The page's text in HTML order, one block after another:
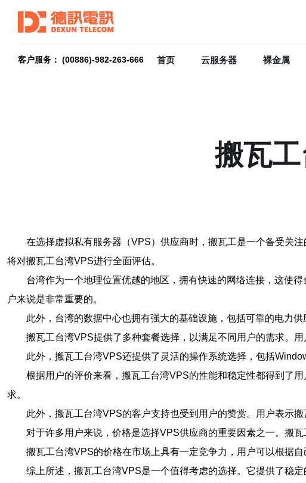
客户服务： (00886)-982-263-666 首页 云服务器 裸金属
搬瓦
在选择虚拟私有服务器（VPS）供应商时，搬瓦工是一个备受关
将对搬瓦工台湾VPS进行全面评估。
台湾作为一个地理位置优越的地区，拥有快速的网络连接，这使
户来说是非常重要的。
此外，台湾的数据中心也拥有强大的基础设施，包括可靠的电力
搬瓦工台湾VPS提供了多种套餐选择，以满足不同用户的需求。
此外，搬瓦工台湾VPS还提供了灵活的操作系统选择，包括
根据用户的评价来看，搬瓦工台湾VPS的性能和稳定性都得到了
求。
此外，搬瓦工台湾VPS的客户支持也受到用户的赞赏。用户表示
对于许多用户来说，价格是选择VPS供应商的重要因素之一。搬
搬瓦工台湾VPS的价格在市场上具有一定竞争力，用户可以根据自
综上所述，搬瓦工台湾VPS是一个值得考虑的选择。它提供了稳